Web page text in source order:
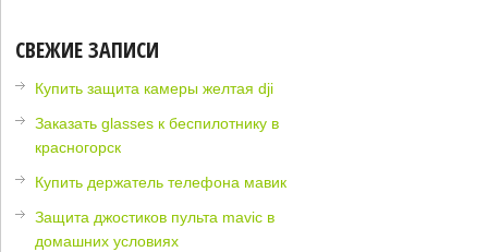
СВЕЖИЕ ЗАПИСИ
Купить защита камеры желтая dji
Заказать glasses к беспилотнику в
красногорск
Купить держатель телефона мавик
Защита джостиков пульта mavic в
домашних условиях